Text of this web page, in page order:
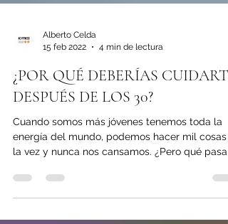
Alberto Celda
15 feb 2022
4 min de lectura
¿POR QUÉ DEBERÍAS CUIDARTE
DESPUÉS DE LOS 30?
Cuando somos más jóvenes tenemos toda la
después...